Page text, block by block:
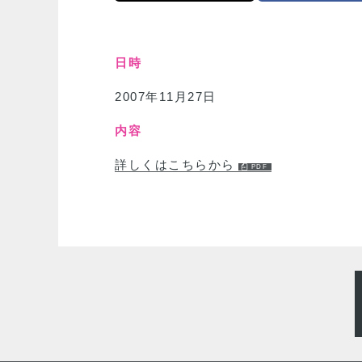
日時
2007年11月27日
内容
詳しくはこちらから